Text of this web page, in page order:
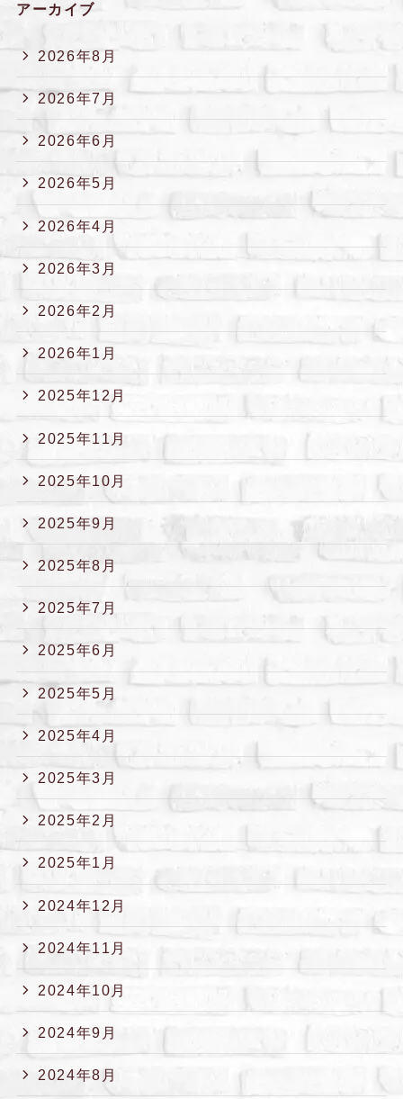
アーカイブ
2026年8月
2026年7月
2026年6月
2026年5月
2026年4月
2026年3月
2026年2月
2026年1月
2025年12月
2025年11月
2025年10月
2025年9月
2025年8月
2025年7月
2025年6月
2025年5月
2025年4月
2025年3月
2025年2月
2025年1月
2024年12月
2024年11月
2024年10月
2024年9月
2024年8月